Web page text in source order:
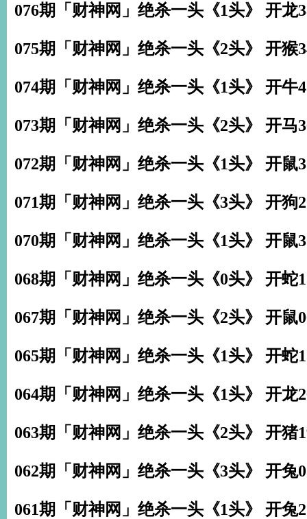
076期「财神网」绝杀一头《1头》 开龙
075期「财神网」绝杀一头《2头》 开猴
074期「财神网」绝杀一头《1头》 开牛
073期「财神网」绝杀一头《2头》 开马
072期「财神网」绝杀一头《1头》 开鼠
071期「财神网」绝杀一头《3头》 开狗
070期「财神网」绝杀一头《1头》 开鼠
068期「财神网」绝杀一头《0头》 开蛇
067期「财神网」绝杀一头《2头》 开鼠
065期「财神网」绝杀一头《1头》 开蛇
064期「财神网」绝杀一头《1头》 开龙
063期「财神网」绝杀一头《2头》 开猪
062期「财神网」绝杀一头《3头》 开兔
061期「财神网」绝杀一头《1头》 开兔